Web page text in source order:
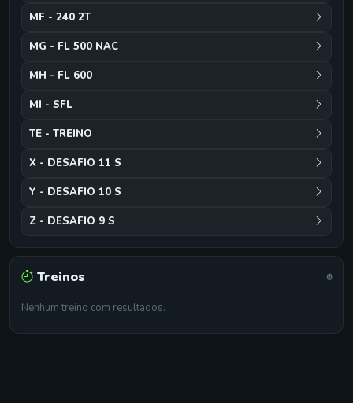
MF - 240 2T
MG - FL 500 NAC
MH - FL 600
MI - SFL
TE - TREINO
X - DESAFIO 11 S
Y - DESAFIO 10 S
Z - DESAFIO 9 S
Treinos 0
Nenhum treino com resultados.